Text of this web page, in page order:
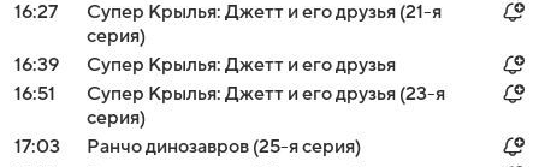
16:27
Супер Крылья: Джетт и его друзья (21-я
серия)
16:39
Супер Крылья: Джетт и его друзья
16:51
Супер Крылья: Джетт и его друзья (23-я
серия)
17:03
Ранчо динозавров (25-я серия)